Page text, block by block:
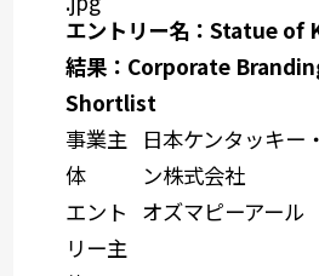
エントリー名：Statue of
結果：Corporate
Shortlist
事業主
体
日本ケンタッキー
ン株式会社
エント
リー主
オズマピーアール